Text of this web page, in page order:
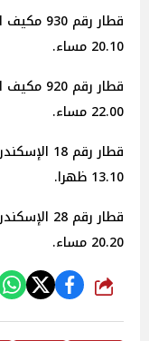
قطار
20.10 مساء.
قطار
22.00 مساء.
قطار رقم
13.10 ظهرا.
قطار رقم
20.20 مساء.
شارك